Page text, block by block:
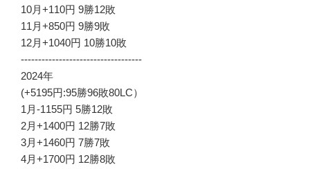
10月+110円 9勝12敗
11月+850円 9勝9敗
12月+1040円 10勝10敗
-----------------------------------
2024年
(+5195円:95勝96敗80LC）
1月-1155円 5勝12敗
2月+1400円 12勝7敗
3月+1460円 7勝7敗
4月+1700円 12勝8敗